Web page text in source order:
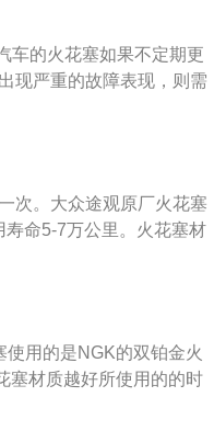
紧。启动车辆，消除故
2.0升涡轮增压发动机代
，与这三款发动
车的火花塞如果不定期更
现严重的故障表现，则需
车型，汽车采用高强度的
身风格打造流畅的体验
次。大众途观原厂火花塞
命5-7万公里。火花塞材
花塞的材质以及型号。火
，检查电极是否磨损
逐个取出火花塞；用清洁
、将点火线圈对正火花
花塞间隙，并判断火花
专用套筒，旋入火花塞
用的是NGK的双铂金火
塞材质越好所使用的的时
号。火花塞的更换步骤如